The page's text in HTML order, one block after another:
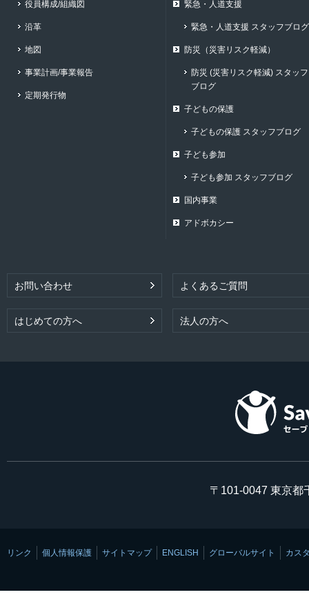
役員構成/組織図
沿革
地図
事業計画/事業報告
定期発行物
緊急・人道支援
緊急・人道支援 スタッフブログ
防災（災害リスク軽減）
防災 (災害リスク軽減) スタッフ
ブログ
子どもの保護
子どもの保護 スタッフブログ
子ども参加
子ども参加 スタッフブログ
国内事業
アドボカシー
お問い合わせ よくあるご質問
はじめての方へ 法人の方へ
〒101-0047 東京都
リンク 個人情報保護 サイトマップ ENGLISH グローバルサイト カス